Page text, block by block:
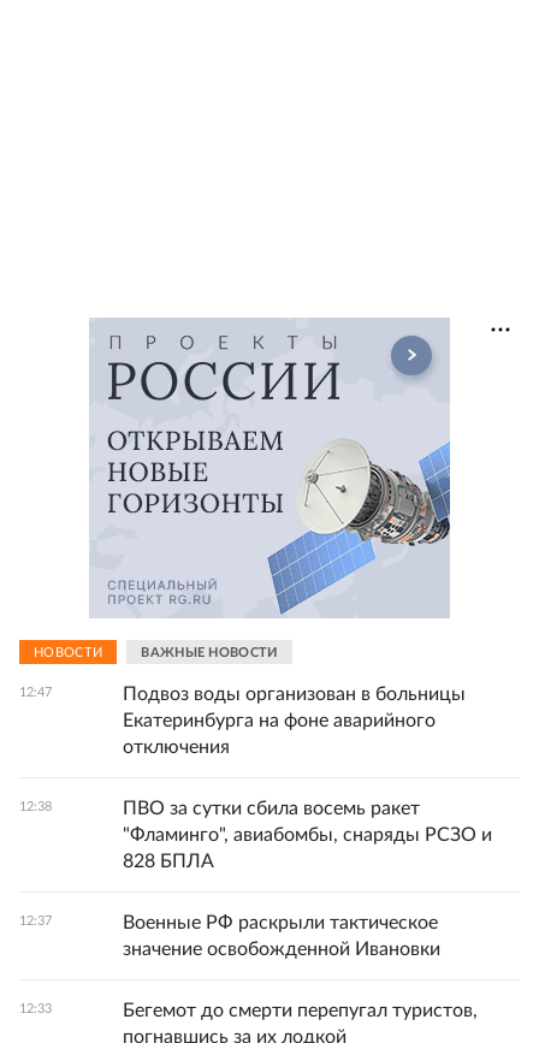
НОВОСТИ ВАЖНЫЕ НОВОСТИ
12:47
Подвоз воды организован в больницы
Екатеринбурга на фоне аварийного
отключения
12:38
ПВО за сутки сбила восемь ракет
"Фламинго", авиабомбы, снаряды РСЗО и
828 БПЛА
12:37
Военные РФ раскрыли тактическое
значение освобожденной Ивановки
12:33
Бегемот до смерти перепугал туристов,
погнавшись за их лодкой